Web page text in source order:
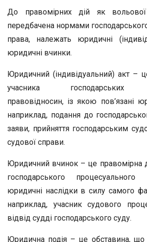
До правомірних дій як
передбачена нормами
права, належать юридичні
юридичні вчинки.
Юридичний (індивідуальний) акт –
учасника господарських
правовідносин, із якою пов’язані
наприклад, подання до
заяви, прийняття господарським
судової справи.
Юридичний вчинок – це правомірна
господарського процесуального
юридичні наслідки в силу самого
наприклад, учасник судового
відвід судді господарського суду.
Юридична подія – це обставина,